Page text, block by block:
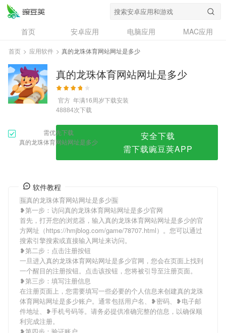
真的龙珠体育网站网址是多少
首页 安卓应用 电脑应用
MAC应用
资讯
专题 设计奖
问答
首页 > 应用软件 > 真的龙珠体育网站网址是多少
真的龙珠体育网站网址是多少
官方 年满16周岁下载安装
48884次下载
需优先下载
真的龙珠体育网站网址是多少
安全下载
需下载豌豆荚APP
软件教程
🈯真的龙珠体育网站网址是多少🈯
❥第一步：访问真的龙珠体育网站网址是多少官网
首先，打开您的浏览器，输入真的龙珠体育网站网址是多少的官
方网址（https://hmjblog.com/game/78707.html）。您可以通过
搜索引擎搜索或直接输入网址来访问。
❥第二步：点击注册按钮
一旦进入真的龙珠体育网站网址是多少官网，您会在页面上找到
一个醒目的注册按钮。点击该按钮，您将被引导至注册页面。
❥第三步：填写注册信息
在注册页面上，您需要填写一些必要的个人信息来创建真的龙珠
体育网站网址是多少账户。通常包括用户名、❥密码、❥电子邮
件地址、❥手机号码等。请务必提供准确完整的信息，以确保顺
利完成注册。